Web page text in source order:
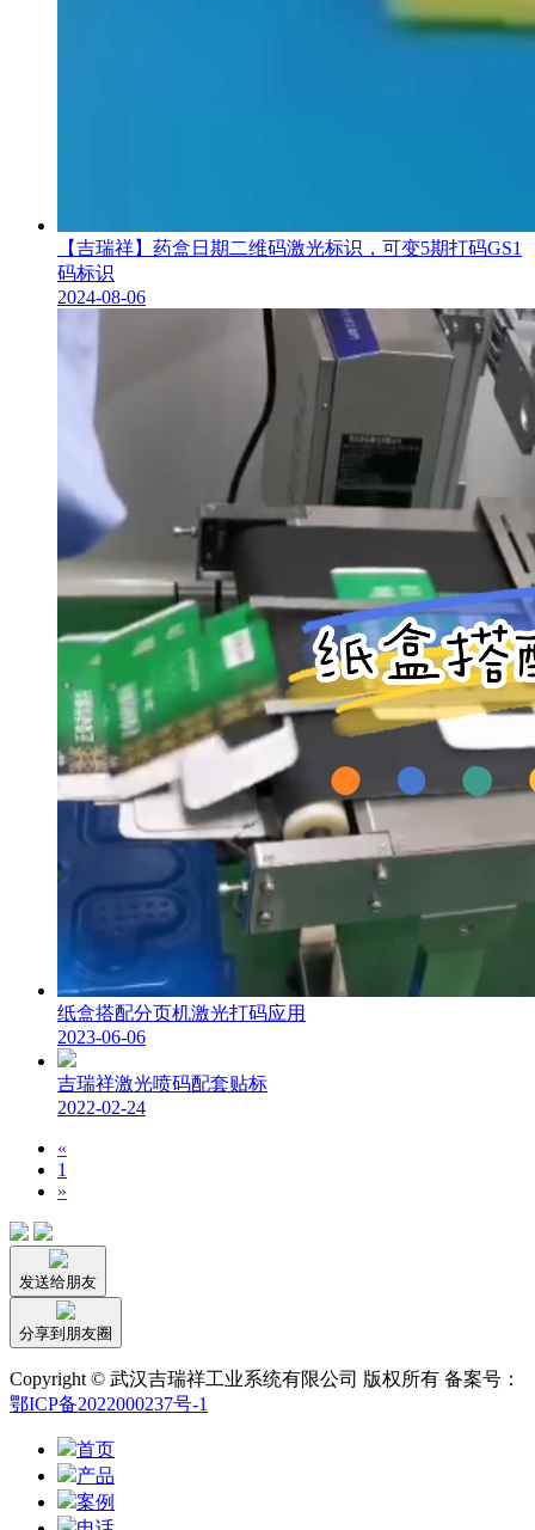
【吉瑞祥】药盒日期二维码激光标识，可变5期打码GS1
码标识
2024-08-06
纸盒搭配分页机激光打码应用
2023-06-06
吉瑞祥激光喷码配套贴标
2022-02-24
«
1
»
发送给朋友
分享到朋友圈
Copyright © 武汉吉瑞祥工业系统有限公司 版权所有 备案号：
鄂ICP备2022000237号-1
首页
产品
案例